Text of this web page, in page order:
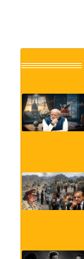
News
Hindi
Hindi
Hindi
Videos
जगत
राय
बजट
क्रिकेट
IPL
2026
ई-पेपर